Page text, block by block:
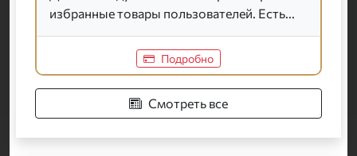
избранные товары пользователей. Есть...
Подробно
Смотреть все